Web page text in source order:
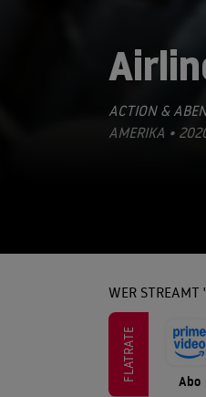
ACTION &
AMERIKA •
WER STREAMT
FLATRATE Abo